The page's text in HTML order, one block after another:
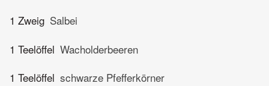
1 Zweig Salbei
1 Teelöffel Wacholderbeeren
1 Teelöffel schwarze Pfefferkörner